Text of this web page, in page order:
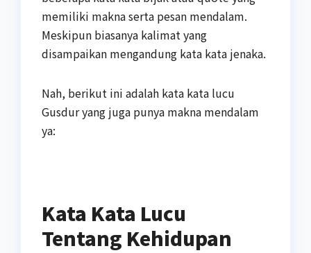
memiliki makna serta pesan mendalam.
Meskipun biasanya kalimat yang
disampaikan mengandung kata kata jenaka.
Nah, berikut ini adalah kata kata lucu
Gusdur yang juga punya makna mendalam
ya:
Kata Kata Lucu
Tentang Kehidupan